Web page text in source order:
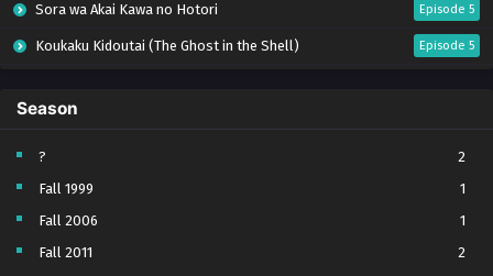
Sora wa Akai Kawa no Hotori Episode 5
Koukaku Kidoutai (The Ghost in the Shell) Episode 5
Tai-Ari deshita. Ojousama wa Kakutou Game nante Shinai
World Is Dancing Episode 6
Bai Ri Cheng Wang Episode 13
Kabushikigaisha Magi-Lumière S2 Episode 5
Season
?
2
Fall 1999
1
Fall 2006
1
Fall 2011
2